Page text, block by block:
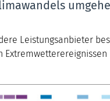
Leistungsanbieter
Extremwetterereignissen